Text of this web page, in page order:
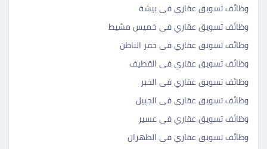
وظائف تسويق عقاري فى بيشة
وظائف تسويق عقاري فى خميس مشيط
وظائف تسويق عقاري فى حفر الباطن
وظائف تسويق عقاري فى القطيف
وظائف تسويق عقاري فى الخبر
وظائف تسويق عقاري فى الجبيل
وظائف تسويق عقاري فى عسير
وظائف تسويق عقاري فى الظهران